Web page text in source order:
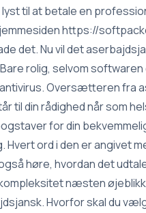
til at betale en
https://
det. Nu vil det
rolig, selvom
Oversætteren fra
til din rådighed når som
for din
ord i den er angivet
høre, hvordan det
næsten
Hvorfor skal du